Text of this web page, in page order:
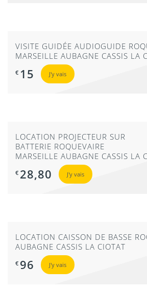
VISITE GUIDÉE AUDIOGUIDE
MARSEILLE AUBAGNE CASSIS LA
€ 15 J'y vais
LOCATION PROJECTEUR SUR
BATTERIE ROQUEVAIRE
MARSEILLE AUBAGNE CASSIS LA
€ 28,80 J'y vais
LOCATION CAISSON DE BASSE
AUBAGNE CASSIS LA CIOTAT
€ 96 J'y vais